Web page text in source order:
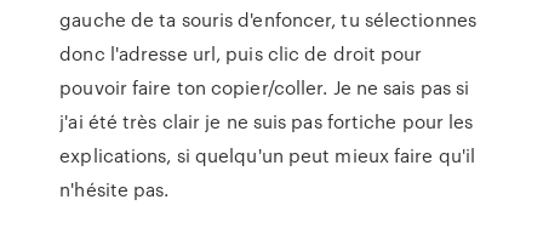
gauche de ta souris d'enfoncer, tu sélectionnes
donc l'adresse url, puis clic de droit pour
pouvoir faire ton copier/coller. Je ne sais pas si
j'ai été très clair je ne suis pas fortiche pour les
explications, si quelqu'un peut mieux faire qu'il
n'hésite pas.